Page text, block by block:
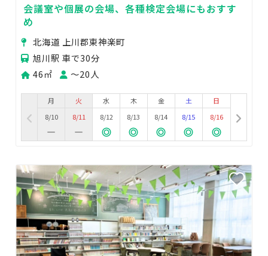
会議室や個展の会場、各種検定会場にもおすす
め
北海道 上川郡東神楽町
旭川駅 車で30分
46㎡
〜20人
月
8/10
火
8/11
水
8/12
木
8/13
金
8/14
土
8/15
日
8/16